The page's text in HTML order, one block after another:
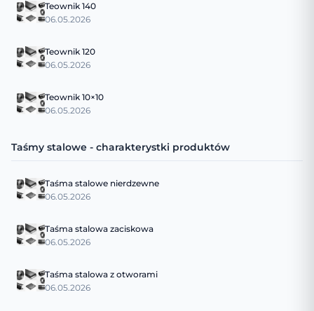
Teownik 140
06.05.2026
Teownik 120
06.05.2026
Teownik 10×10
06.05.2026
Taśmy stalowe - charakterystki produktów
Taśma stalowe nierdzewne
06.05.2026
Taśma stalowa zaciskowa
06.05.2026
Taśma stalowa z otworami
06.05.2026